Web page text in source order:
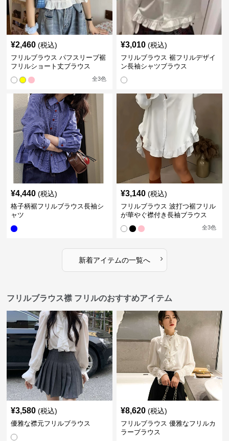
¥2,460 (税込)
フリルブラウス パフスリーブ裾
フリルショート丈ブラウス
全3色
¥3,010 (税込)
フリルブラウス 裾フリルデザイ
ン長袖シャツブラウス
¥4,440 (税込)
格子柄裾フリルブラウス長袖シ
ャツ
¥3,140 (税込)
フリルブラウス 波打つ裾フリル
が華やぐ襟付き長袖ブラウス
全3色
新着アイテムの一覧へ ›
フリルブラウス襟 フリルのおすすめアイテム
¥3,580 (税込)
優雅な襟元フリルブラウス
¥8,620 (税込)
フリルブラウス 優雅なフリルカ
ラーブラウス